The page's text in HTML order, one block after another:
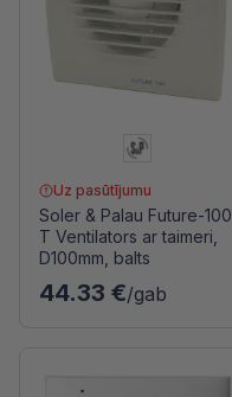
Uz pasūtījumu
Soler & Palau Future-100
T Ventilators ar taimeri,
D100mm, balts
44.33 €/gab